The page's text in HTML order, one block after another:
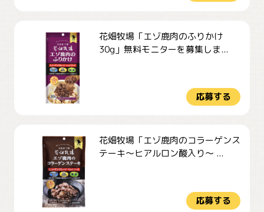
花畑牧場「エゾ鹿肉のふりかけ
30g」無料モニターを募集しま...
応募する
花畑牧場「エゾ鹿肉のコラーゲンス
テーキ～ヒアルロン酸入り～ ...
応募する